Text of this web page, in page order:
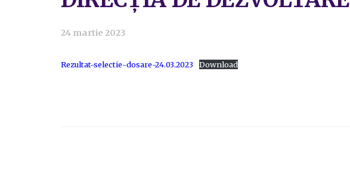
24 martie 2023
Rezultat-selectie-dosare-24.03.2023 Download